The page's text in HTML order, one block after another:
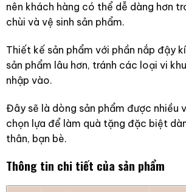
nên khách hàng có thể dễ dàng hơn
chùi và vệ sinh sản phẩm.
Thiết kế sản phẩm với phần nắp đậy
sản phẩm lâu hơn, tránh các loại vi
nhập vào.
Đây sẽ là dòng sản phẩm được nhiều
chọn lựa để làm quà tặng đặc biệt
thân, bạn bè.
Thông tin chi tiết của sản phẩm